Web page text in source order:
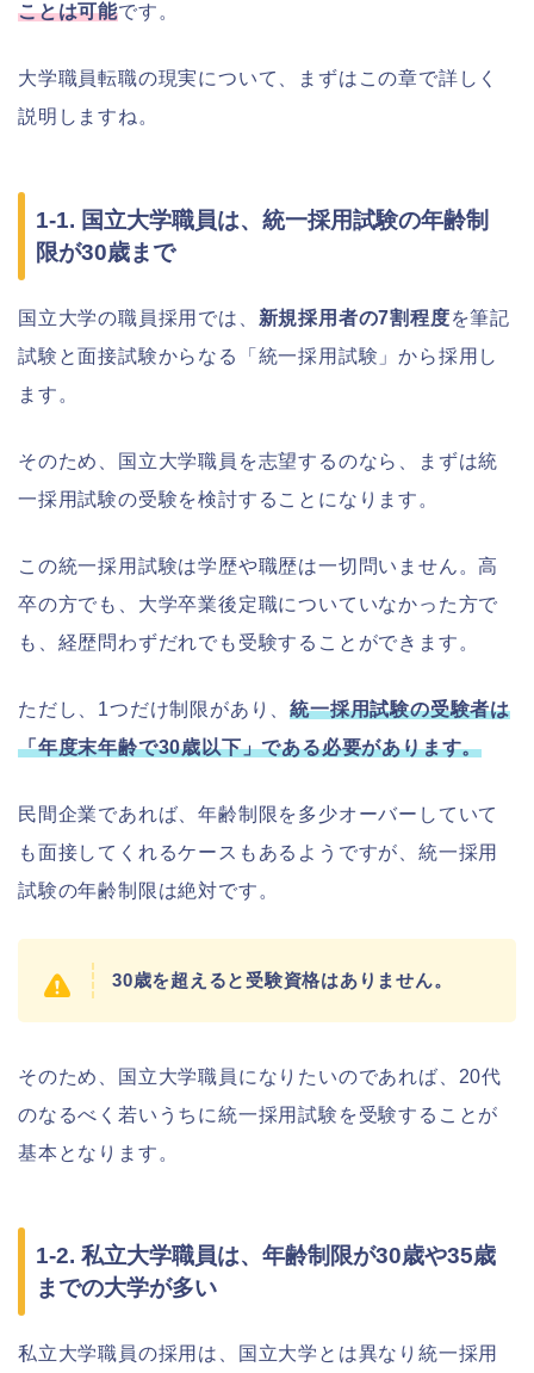
ことは可能です。
大学職員転職の現実について、まずはこの章で詳しく
説明しますね。
1-1. 国立大学職員は、統一採用試験の年齢制
限が30歳まで
国立大学の職員採用では、 新規採用者の7割程度を筆記
試験と面接試験からなる「統一採用試験」から採用し
ます。
そのため、国立大学職員を志望するのなら、まずは統
一採用試験の受験を検討することになります。
この統一採用試験は学歴や職歴は一切問いません。高
卒の方でも、大学卒業後定職についていなかった方で
も、経歴問わずだれでも受験することができます。
ただし、1つだけ制限があり、統一採用試験の受験者は
「年度末年齢で30歳以下」である必要があります。
民間企業であれば、年齢制限を多少オーバーしていて
も面接してくれるケースもあるようですが、統一採用
試験の年齢制限は絶対です。
30歳を超えると受験資格はありません。
そのため、国立大学職員になりたいのであれば、20代
のなるべく若いうちに統一採用試験を受験することが
基本となります。
1-2. 私立大学職員は、年齢制限が30歳や35歳
までの大学が多い
私立大学職員の採用は、国立大学とは異なり統一採用